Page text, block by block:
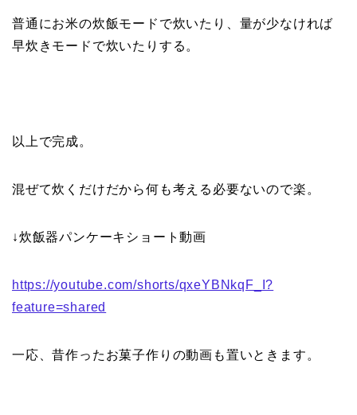
普通にお米の炊飯モードで炊いたり、量が少なければ
早炊きモードで炊いたりする。
以上で完成。
混ぜて炊くだけだから何も考える必要ないので楽。
↓炊飯器パンケーキショート動画
https://youtube.com/shorts/qxeYBNkqF_I?
feature=shared
一応、昔作ったお菓子作りの動画も置いときます。